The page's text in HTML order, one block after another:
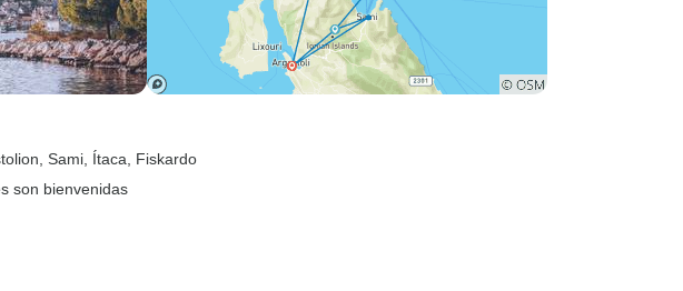
, Sami , Ítaca , Fiskardo
son bienvenidas